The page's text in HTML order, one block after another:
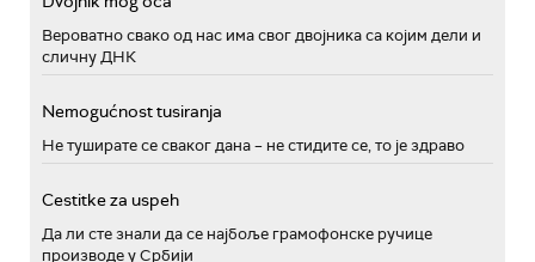
Вероватно свако од нас има свог двојника са којим дели и
сличну ДНК
Nemogućnost tusiranja
Не туширате се сваког дана – не стидите се, то је здраво
Cestitke za uspeh
Да ли сте знали да се најбоље грамофонске ручице
производе у Србији